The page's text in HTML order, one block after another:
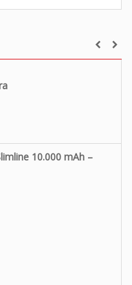
10.000 mAh –